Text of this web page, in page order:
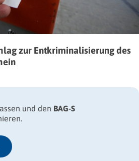
zur Entkriminalisierung des
und den BAG-S